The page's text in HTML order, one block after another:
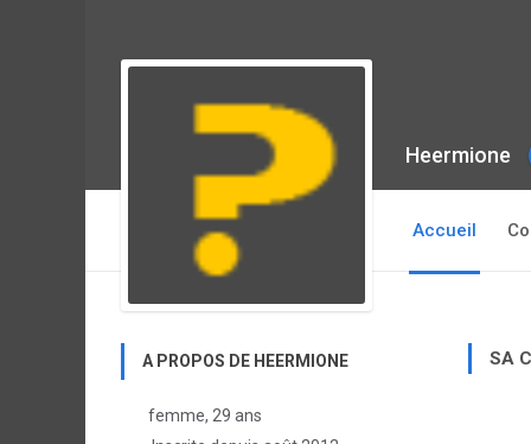
Heermione
Accueil
A PROPOS DE HEERMIONE
femme, 29 ans
SA